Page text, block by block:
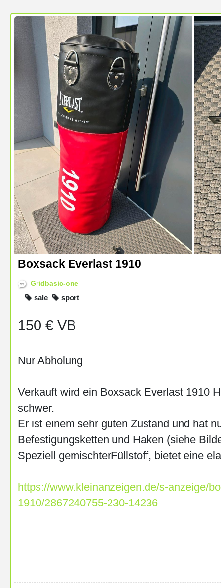
https://www.mifaz.de/de/suche/neueste-
eintraege/eintrag/27082802202665
Boxsack Everlast 1910
Gridbasic-one
sale sport
150 € VB
Nur Abholung
Verkauft wird ein Boxsack Everlast 1910
schwer.
Er ist einem sehr guten Zustand und hat
Befestigungsketten und Haken (siehe
Speziell gemischterFüllstoff, bietet eine
https://www.kleinanzeigen.de/s-anzeige/
1910/2867240755-230-14236